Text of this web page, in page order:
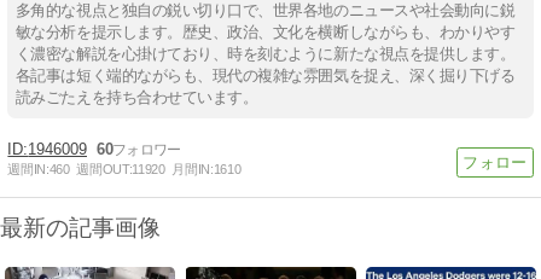
多角的な視点と独自の鋭い切り口で、世界各地のニュースや社会動向に鋭
敏な分析を提示します。歴史、政治、文化を横断しながらも、わかりやす
く濃密な解説を心掛けており、時を刻むように新たな視点を提供します。
各記事は短く端的ながらも、現代の複雑な雰囲気を捉え、深く掘り下げる
読みごたえを持ち合わせています。
1946009 60
週間IN:460 週間OUT:11920 月間IN:1610
最新の記事画像